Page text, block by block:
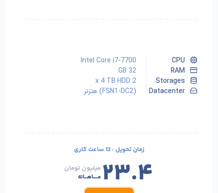
CPU
Intel Core i7-7700
RAM
32 GB
Storages
2 x 4 TB HDD
Datacenter
(FSN1-DC2) هتزنر
زمان تحویل :12 ساعت کاری
میلیون تومان
مـــــاهـــانه ۲۳.۴